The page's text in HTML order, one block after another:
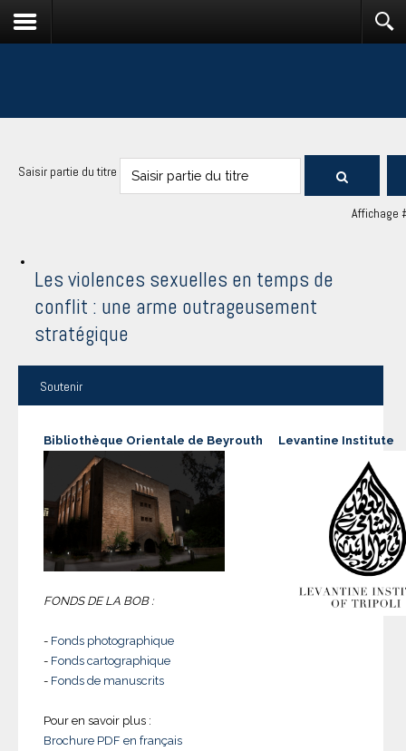
Saisir partie du titre
Affichage
Les violences sexuelles en temps de
conflit : une arme outrageusement
stratégique
Soutenir
Bibliothèque Orientale de Beyrouth
FONDS DE LA BOB :
- Fonds photographique
- Fonds cartographique
- Fonds de manuscrits
Pour en savoir plus :
Brochure PDF en français
Levantine Institute